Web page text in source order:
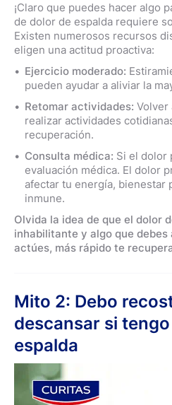
¡Claro que puedes hacer algo
de dolor de espalda requiere
Existen numerosos recursos
eligen una actitud proactiva:
Ejercicio moderado:
pueden ayudar a aliviar la
Retomar actividades: Volver
realizar actividades
recuperación.
Consulta médica: Si el dolor
evaluación médica. El dolor
afectar tu energía, bienestar
inmune.
Olvida la idea de que el dolor
inhabilitante y algo que
actúes, más rápido te
Mito 2: Debo
descansar si
espalda